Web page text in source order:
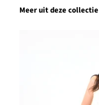
Meer uit deze collectie